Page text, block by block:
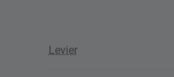
Levier